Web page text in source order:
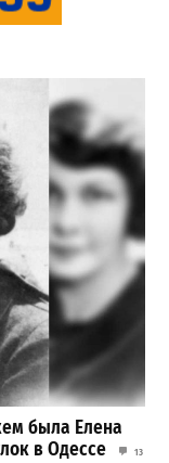
была Елена
в Одессе
13